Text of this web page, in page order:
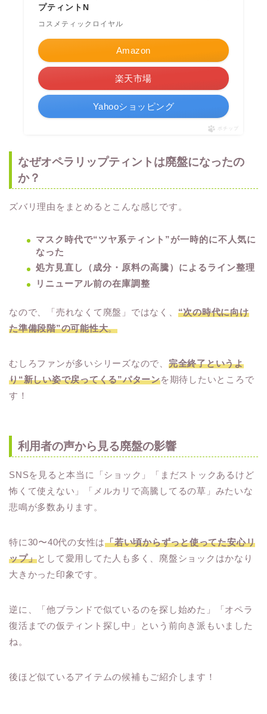
プティントN
コスメティックロイヤル
Amazon
楽天市場
Yahooショッピング
ポチップ
なぜオペラリップティントは廃盤になったの
か？
ズバリ理由をまとめるとこんな感じです。
マスク時代で“ツヤ系ティント”が一時的に不人気に
なった
処方見直し（成分・原料の高騰）によるライン整理
リニューアル前の在庫調整
なので、「売れなくて廃盤」ではなく、 “次の時代に向け
た準備段階”の可能性大。
むしろファンが多いシリーズなので、 完全終了というよ
り“新しい姿で戻ってくる”パターンを期待したいところで
す！
利用者の声から見る廃盤の影響
SNSを見ると本当に「ショック」「まだストックあるけど
怖くて使えない」「メルカリで高騰してるの草」みたいな
悲鳴が多数あります。
特に30〜40代の女性は「若い頃からずっと使ってた安心リ
ップ」として愛用してた人も多く、廃盤ショックはかなり
大きかった印象です。
逆に、「他ブランドで似ているのを探し始めた」「オペラ
復活までの仮ティント探し中」という前向き派もいました
ね。
後ほど似ているアイテムの候補もご紹介します！